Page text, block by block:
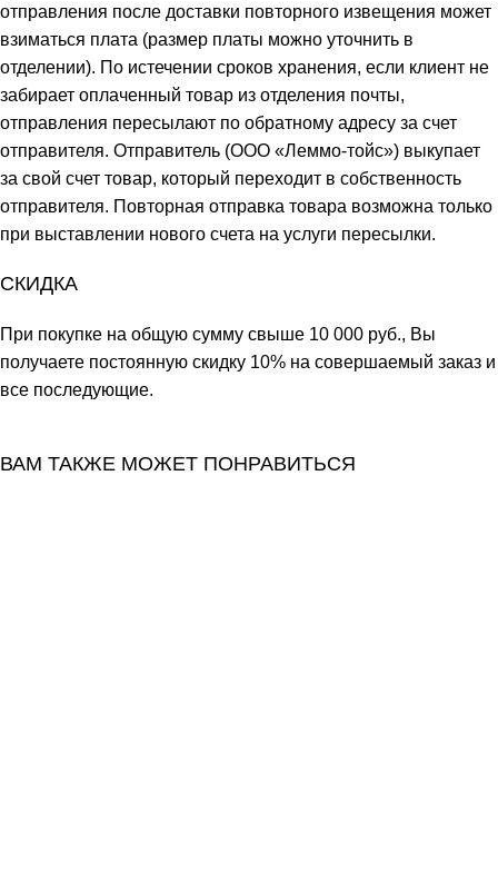
отправления после доставки повторного извещения может
взиматься плата (размер платы можно уточнить в
отделении). По истечении сроков хранения, если клиент не
забирает оплаченный товар из отделения почты,
отправления пересылают по обратному адресу за счет
отправителя. Отправитель (ООО «Леммо-тойс») выкупает
за свой счет товар, который переходит в собственность
отправителя. Повторная отправка товара возможна только
при выставлении нового счета на услуги пересылки.
СКИДКА
При покупке на общую сумму свыше 10 000 руб., Вы
получаете постоянную скидку 10% на совершаемый заказ и
все последующие.
ВАМ ТАКЖЕ МОЖЕТ ПОНРАВИТЬСЯ